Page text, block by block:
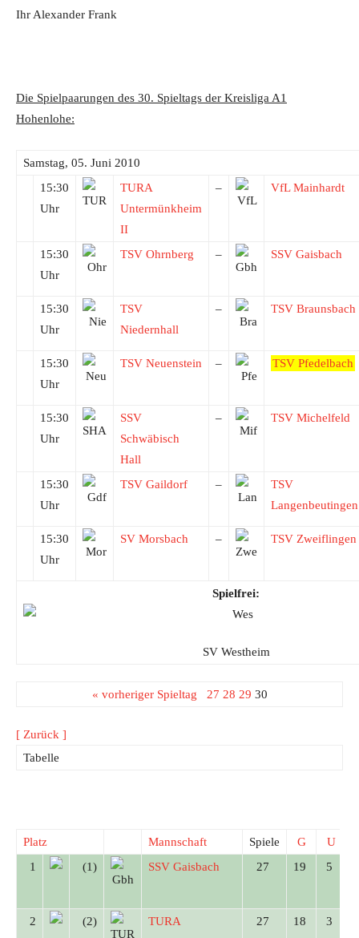
Ihr Alexander Frank
Die Spielpaarungen des 30. Spieltags der Kreisliga A1
Hohenlohe:
Samstag, 05. Juni 2010
15:30
Uhr
TURA
Untermünkheim
II
– VfL Mainhardt
15:30
Uhr
TSV Ohrnberg – SSV Gaisbach
15:30
Uhr
TSV
Niedernhall
– TSV Braunsbach
15:30
Uhr
TSV Neuenstein – TSV Pfedelbach
15:30
Uhr
SSV
Schwäbisch
Hall
– TSV Michelfeld
15:30
Uhr
TSV Gaildorf –
TSV
Langenbeutingen
15:30
Uhr
SV Morsbach – TSV Zweiflingen
Spielfrei:
SV Westheim
« vorheriger Spieltag 27 28 29 30
[ Zurück ]
Tabelle
Platz Mannschaft Spiele G U
1
(1) SSV Gaisbach 27 19 5
2 (2)
TURA
27 18 3